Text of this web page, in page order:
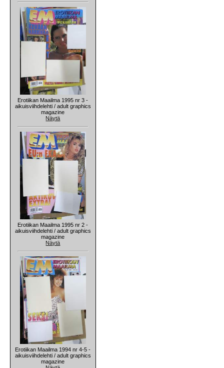
Erotiikan Maailma 1995 nr 3 -
aikuisviihdelehti / adult graphics
magazine
Näytä
Erotiikan Maailma 1995 nr 2 -
aikuisviihdelehti / adult graphics
magazine
Näytä
Erotiikan Maailma 1994 nr 4-5 -
aikuisviihdelehti / adult graphics
magazine